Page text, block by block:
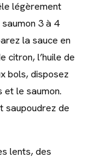
légèrement
3 à 4
la sauce en
citron, l’huile de
bols, disposez
et le saumon.
saupoudrez de
lents, des